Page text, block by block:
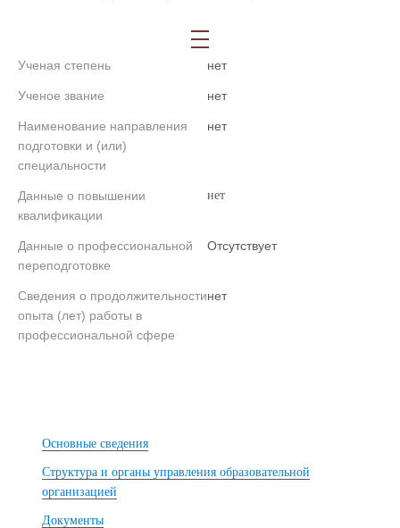
Ученая степень нет
Ученое звание нет
Наименование направления
подготовки и (или)
специальности
нет
Данные о повышении
квалификации
нет
Данные о профессиональной
переподготовке
Отсутствует
Сведения о продолжительности
опыта (лет) работы в
профессиональной сфере
нет
Основные сведения
Структура и органы управления образовательной
организацией
Документы